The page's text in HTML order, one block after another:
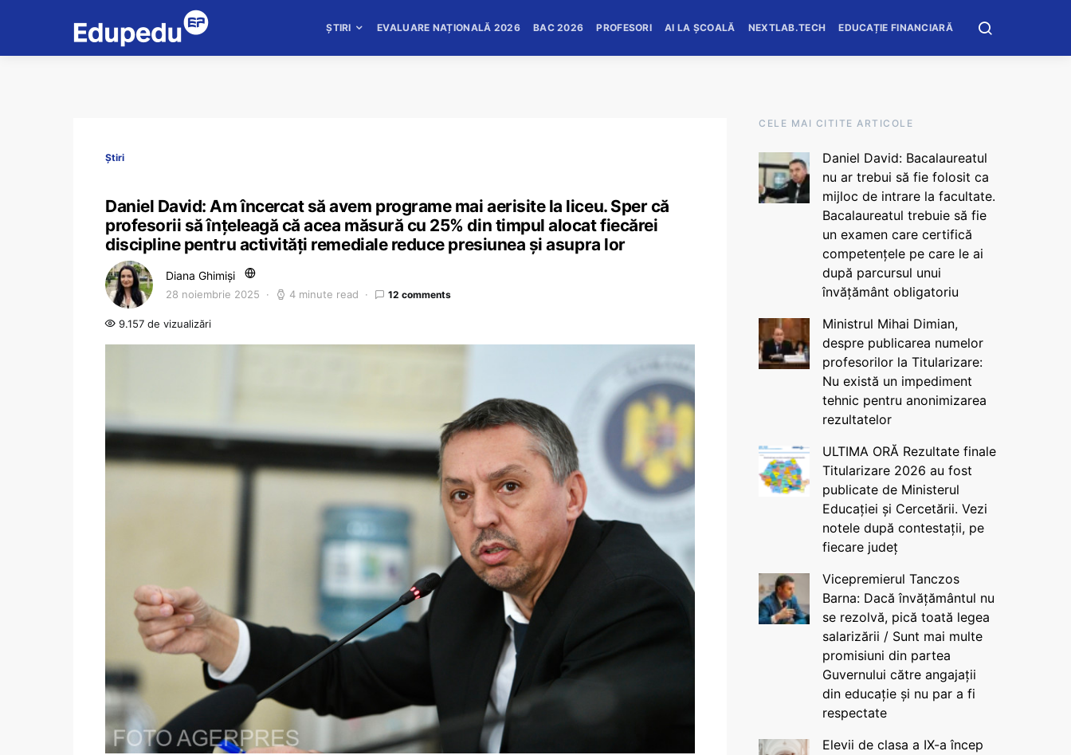
ȘTIRI EVALUARE NAȚIONALĂ 2026 BAC 2026 PROFESORI AI LA ȘCOALĂ NEXTLAB.TECH EDUCAȚIE FINANCIARĂ
Știri
Daniel David: Am încercat să avem programe mai aerisite la liceu. Sper că
profesorii să înțeleagă că acea măsură cu 25% din timpul alocat fiecărei
discipline pentru activități remediale reduce presiunea și asupra lor
Diana Ghimiși
28 noiembrie 2025 4 minute read 12 comments
9.157 de vizualizări
CELE MAI CITITE ARTICOLE
Daniel David: Bacalaureatul
nu ar trebui să fie folosit ca
mijloc de intrare la facultate.
Bacalaureatul trebuie să fie
un examen care certifică
competențele pe care le ai
după parcursul unui
învățământ obligatoriu
Ministrul Mihai Dimian,
despre publicarea numelor
profesorilor la Titularizare:
Nu există un impediment
tehnic pentru anonimizarea
rezultatelor
ULTIMA ORĂ Rezultate finale
Titularizare 2026 au fost
publicate de Ministerul
Educației și Cercetării. Vezi
notele după contestații, pe
fiecare județ
Vicepremierul Tanczos
Barna: Dacă învățământul nu
se rezolvă, pică toată legea
salarizării / Sunt mai multe
promisiuni din partea
Guvernului către angajații
din educație și nu par a fi
respectate
Elevii de clasa a IX-a încep